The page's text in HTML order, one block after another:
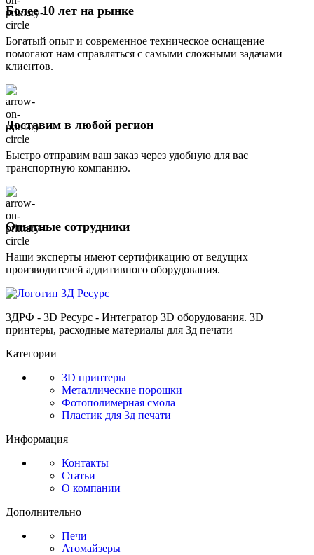
Более 10 лет на рынке
Богатый опыт и современное техническое оснащение
помогают нам справляться с самыми сложными задачами
клиентов.
Доставим в любой регион
Быстро отправим ваш заказ через удобную для вас
транспортную компанию.
Опытные сотрудники
Наши эксперты имеют сертификацию от ведущих
производителей аддитивного оборудования.
3ДРФ - 3D Ресурс - Интегратор 3D оборудования. 3D
принтеры, расходные материалы для 3д печати
Категории
3D принтеры
Металлические порошки
Фотополимерная смола
Пластик для 3д печати
Информация
Контакты
Статьи
О компании
Дополнительно
Печи
Атомайзеры